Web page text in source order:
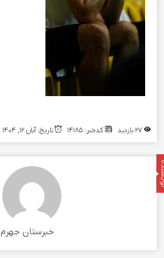
کدخبر: 14185 تاریخ: آبان 12, 1404
خبرستان جهرم